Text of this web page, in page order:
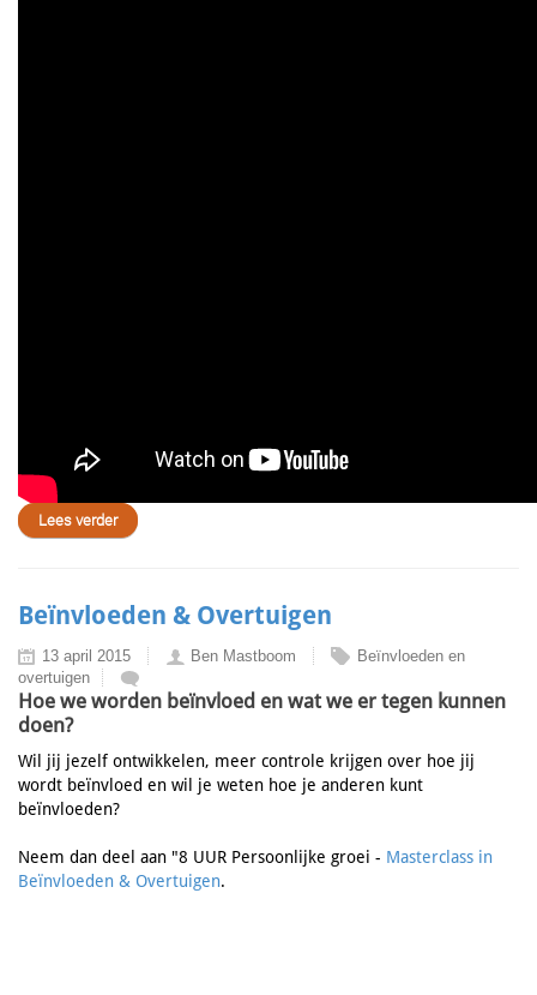
Lees verder
Beïnvloeden & Overtuigen
13 april 2015 Ben Mastboom
Beïnvloeden en
overtuigen
Hoe we worden beïnvloed en wat we er tegen kunnen
doen?
Wil jij jezelf ontwikkelen, meer controle krijgen over hoe jij
wordt beïnvloed en wil je weten hoe je anderen kunt
beïnvloeden?
Neem dan deel aan "8 UUR Persoonlijke groei - Masterclass in
Beïnvloeden & Overtuigen.